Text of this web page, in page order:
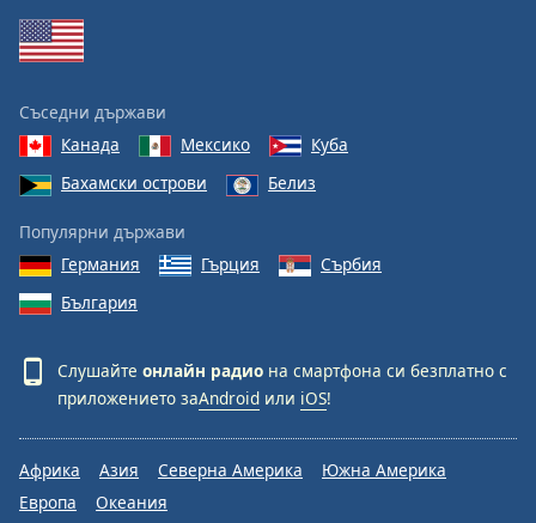
Съседни държави
Канада
Мексико
Куба
Бахамски острови
Белиз
Популярни държави
Германия
Гърция
Сърбия
България
Слушайте онлайн радио на смартфона си безплатно с
приложението заAndroid или iOS!
Африка Азия Северна Америка
Южна Америка
Европа
Океания